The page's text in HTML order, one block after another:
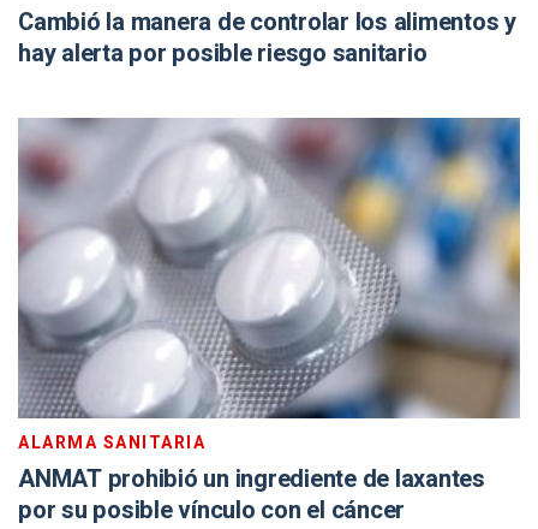
Cambió la manera de controlar los alimentos y
hay alerta por posible riesgo sanitario
ALARMA SANITARIA
ANMAT prohibió un ingrediente de laxantes
por su posible vínculo con el cáncer